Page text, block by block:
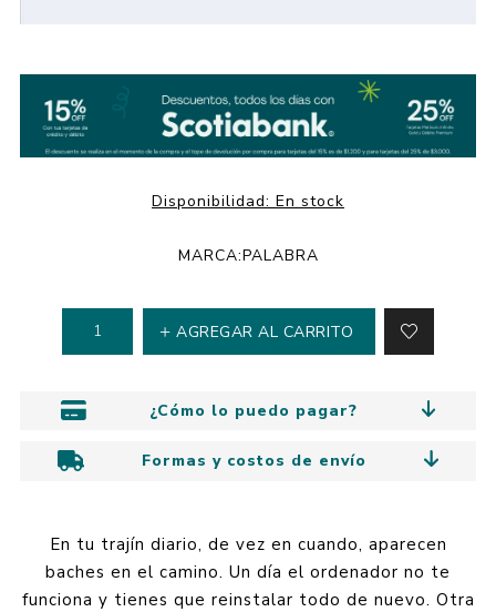
Disponibilidad: En stock
MARCA:PALABRA
AGREGAR AL CARRITO
¿Cómo lo puedo pagar?
Formas y costos de envío
En tu trajín diario, de vez en cuando, aparecen
baches en el camino. Un día el ordenador no te
funciona y tienes que reinstalar todo de nuevo. Otra